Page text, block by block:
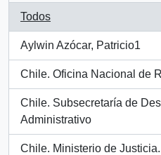
Todos
Aylwin Azócar, Patricio1
, 1 resultados
Chile. Oficina Nacional de
, 1 resultados
Chile. Subsecretaría de
Administrativo
, 1 resultados
Chile. Ministerio de